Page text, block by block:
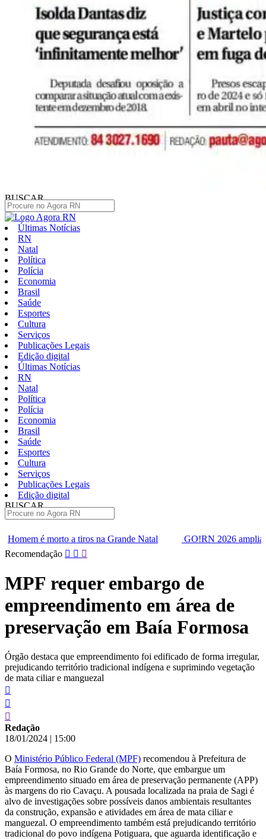
BUSCAR
Últimas Notícias
RN
Natal
Política
Polícia
Economia
Brasil
Saúde
Esportes
Cultura
Serviços
Publicações Legais
Edição digital
Últimas Notícias
RN
Natal
Política
Polícia
Economia
Brasil
Saúde
Esportes
Cultura
Serviços
Publicações Legais
Edição digital
BUSCAR
na Grande Natal
GO!RN 2026 amplia agenda de inovação
Pular
conteúdo
Recomendação
MPF requer embargo de
empreendimento em área de
preservação em Baía Formosa
Órgão destaca que empreendimento foi edificado de forma irregular,
prejudicando território tradicional indígena e suprimindo vegetação
de mata ciliar e manguezal
Redação
18/01/2024 | 15:00
O Ministério Público Federal (MPF) recomendou à Prefeitura de
Baía Formosa, no Rio Grande do Norte, que embargue um
empreendimento situado em área de preservação permanente (APP)
às margens do rio Cavaçu. A pousada localizada na praia de Sagi é
alvo de investigações sobre possíveis danos ambientais resultantes
da construção, expansão e atividades em área de mata ciliar e
manguezal. O empreendimento também está prejudicando território
tradicional do povo indígena Potiguara, que aguarda identificação e